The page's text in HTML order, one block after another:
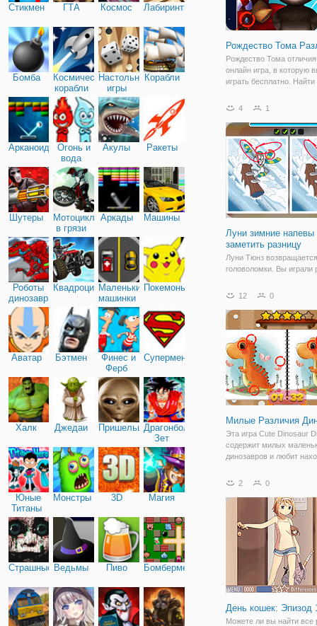
Стикмен ГТА Космос Лабиринты
Бомба
Космические
корабли
Настольные
игры
Корабли
Арканоид
Огонь и
вода
Акулы Ракеты
Шутеры
Мотоциклы
в грязи
Аркады Машины
Роботы
динозавры
КвадроциклыМаленькие
машинки
Покемоны
Аватар Бэтмен
Финес и
Ферб
Супермен
Халк Джедаи ПришельцыДрагонболл
Зет
Юные
Титаны
Монстры 3D Магия
Страшные Ведьмы Пиво Бомбермен
Рождество Тома
Рождество Тома
онлайн игра, в которую
играть бесплатно. Найти
изображениями с
отличий на каждой
очистить уровень.
4 1
Луни зимние напевы
заметить разницу
Луни Тюнз
головоломки. Вы играли
удивительную зимнюю
собрать картинку без
Насладиться зимними
и получайте
12 0
Милые Различия
Эта игра Cute Dinosaur
содержит милых
динозавров и любит
дошкольного возраста.
5 отличий на каждом
2 0
День кошек: Эпизод
Можете ли вы найти все